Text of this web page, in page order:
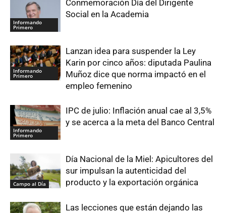
Informando
Primero
Conmemoración Día del Dirigente
Social en la Academia
Informando
Primero
Lanzan idea para suspender la Ley
Karin por cinco años: diputada Paulina
Muñoz dice que norma impactó en el
empleo femenino
Informando
Primero
IPC de julio: Inflación anual cae al 3,5%
y se acerca a la meta del Banco Central
Campo al Día
Día Nacional de la Miel: Apicultores del
sur impulsan la autenticidad del
producto y la exportación orgánica
Las lecciones que están dejando las